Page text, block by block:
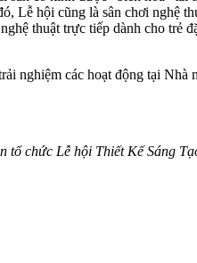
Lễ hội cũng là sân chơi nghệ
thuật trực tiếp dành cho trẻ
nghiệm các hoạt động tại Nhà
chức Lễ hội Thiết Kế Sáng